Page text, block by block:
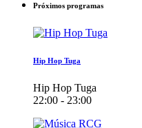
Próximos programas
Hip Hop Tuga
Hip Hop Tuga
22:00 - 23:00